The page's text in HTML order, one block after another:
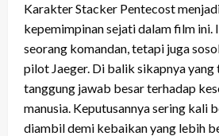
Karakter Stacker Pentecost
kepemimpinan sejati dalam film ini.
seorang komandan, tetapi juga
pilot Jaeger. Di balik sikapnya yang
tanggung jawab besar terhadap
manusia. Keputusannya sering kali
diambil demi kebaikan yang lebih